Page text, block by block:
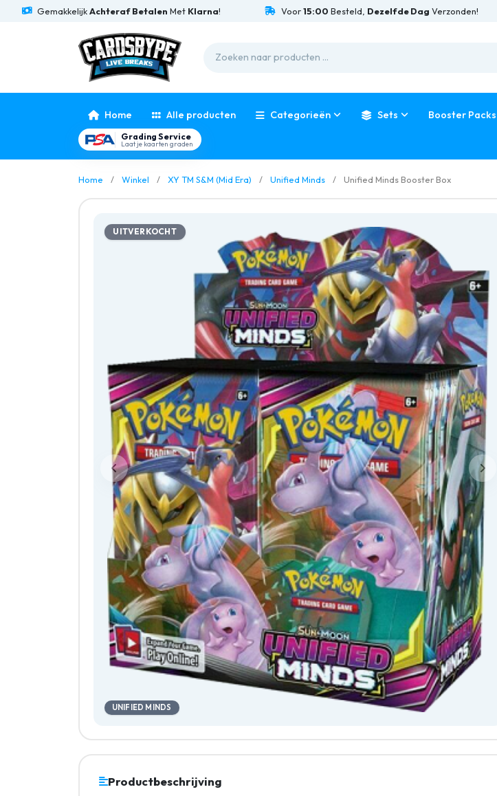
GemakkelijkAchteraf BetalenMetKlarna ! Voor15:00Besteld,Dezelfde DagVerzonden!
Home Alle producten Categorieën Sets Booster Packs
Grading Service
Laat je kaarten graden
Home Winkel XY TM S&M (Mid Era) Unified Minds Unified Minds Booster Box
UITVERKOCHT
UNIFIED MINDS
Productbeschrijving